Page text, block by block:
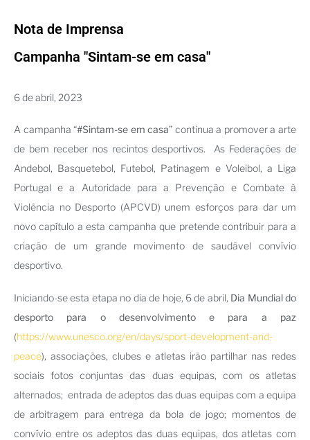
Nota de Imprensa
Campanha "Sintam-se em casa"
6 de abril, 2023
A campanha “#Sintam-se em casa” continua a promover a arte
de bem receber nos recintos desportivos. As Federações de
Andebol, Basquetebol, Futebol, Patinagem e Voleibol, a Liga
Portugal e a Autoridade para a Prevenção e Combate à
Violência no Desporto (APCVD) unem esforços para dar um
novo capítulo a esta campanha que pretende contribuir para a
criação de um grande movimento de saudável convívio
desportivo.
Iniciando-se esta etapa no dia de hoje, 6 de abril, Dia Mundial do
desporto para o desenvolvimento e para a paz
(https://www.unesco.org/en/days/sport-development-and-
peace), associações, clubes e atletas irão partilhar nas redes
sociais fotos conjuntas das duas equipas, com os atletas
alternados; entrada de adeptos das duas equipas com a equipa
de arbitragem para entrega da bola de jogo; momentos de
convívio entre os adeptos das duas equipas, dos atletas com